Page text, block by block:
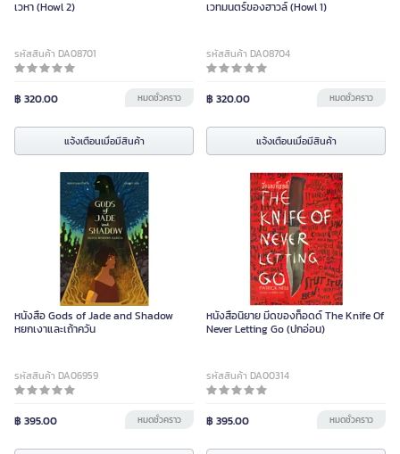
เวหา (Howl 2)
รหัสสินค้า DA08701
฿ 320.00 หมดชั่วคราว
แจ้งเตือนเมื่อมีสินค้า
เวทมนตร์ของฮาวล์ (Howl 1)
รหัสสินค้า DA08704
฿ 320.00 หมดชั่วคราว
แจ้งเตือนเมื่อมีสินค้า
หนังสือ Gods of Jade and Shadow
หยกเงาและเถ้าควัน
รหัสสินค้า DA06959
฿ 395.00 หมดชั่วคราว
หนังสือนิยาย มีดของท็อดด์ The Knife Of
Never Letting Go (ปกอ่อน)
รหัสสินค้า DA00314
฿ 395.00 หมดชั่วคราว